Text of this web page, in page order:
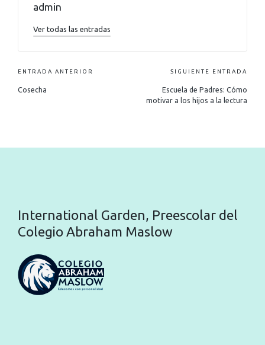
admin
Ver todas las entradas
ENTRADA ANTERIOR
Cosecha
SIGUIENTE ENTRADA
Escuela de Padres: Cómo
motivar a los hijos a la lectura
International Garden, Preescolar del
Colegio Abraham Maslow